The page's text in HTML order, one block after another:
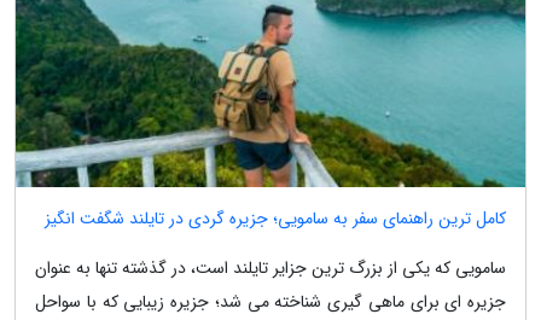
کامل ترین راهنمای سفر به سامویی؛ جزیره گردی در تایلند شگفت انگیز
سامویی که یکی از بزرگ ترین جزایر تایلند است، در گذشته تنها به عنوان
جزیره ای برای ماهی گیری شناخته می شد؛ جزیره زیبایی که با سواحل